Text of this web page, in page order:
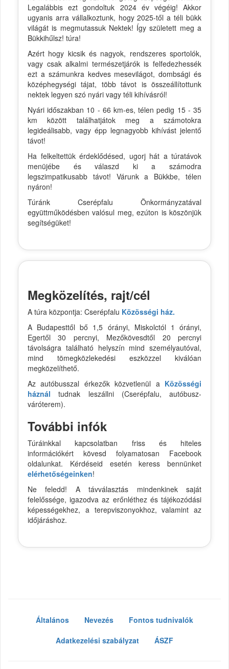
Legalábbis ezt gondoltuk 2024 év végéig! Akkor
ugyanis arra vállalkoztunk, hogy 2025-től a téli bükk
világát is megmutassuk Nektek! Így született meg a
Bükkihűlsz! túra!
Azért hogy kicsik és nagyok, rendszeres sportolók,
vagy csak alkalmi természetjárók is felfedezhessék
ezt a számunkra kedves mesevilágot, dombsági és
középhegységi tájat, több távot is összeállítottunk
nektek legyen szó nyári vagy téli kihívásról!
Nyári időszakban 10 - 66 km-es, télen pedig 15 - 35
km között találhatjátok meg a számotokra
legideálisabb, vagy épp legnagyobb kihívást jelentő
távot!
Ha felkeltettük érdeklődésed, ugorj hát a túratávok
menüjébe és válaszd ki a számodra
legszimpatikusabb távot! Várunk a Bükkbe, télen
nyáron!
Túránk Cserépfalu Önkormányzatával
együttműködésben valósul meg, ezúton is köszönjük
segítségüket!
Megközelítés, rajt/cél
A túra központja: Cserépfalu Közösségi ház.
A Budapesttől bő 1,5 órányi, Miskolctól 1 órányi,
Egertől 30 percnyi, Mezőkövesdtől 20 percnyi
távolságra található helyszín mind személyautóval,
mind tömegközlekedési eszközzel kiválóan
megközelíthető.
Az autóbusszal érkezők közvetlenül a Közösségi
háznál tudnak leszállni (Cserépfalu, autóbusz-
váróterem).
További infók
Túráinkkal kapcsolatban friss és hiteles
információkért kövesd folyamatosan Facebook
oldalunkat. Kérdéseid esetén keress bennünket
elérhetőségeinken!
Ne feledd! A távválasztás mindenkinek saját
felelőssége, igazodva az erőnléthez és tájékozódási
képességekhez, a terepviszonyokhoz, valamint az
időjáráshoz.
Általános Nevezés
Fontos tudnivalók
Adatkezelési szabályzat
ÁSZF